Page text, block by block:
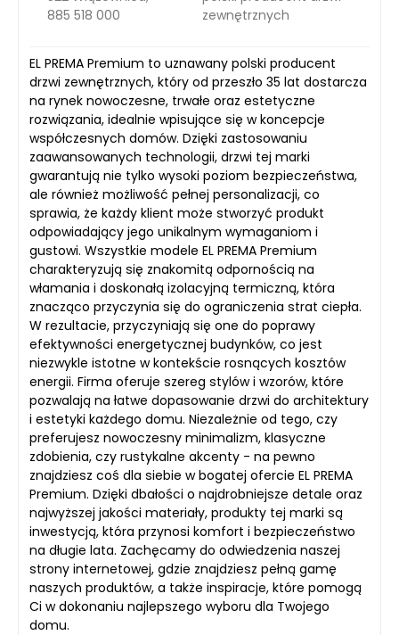
885 518 000
zewnętrznych
EL PREMA Premium to uznawany polski producent
drzwi zewnętrznych, który od przeszło 35 lat dostarcza
na rynek nowoczesne, trwałe oraz estetyczne
rozwiązania, idealnie wpisujące się w koncepcje
współczesnych domów. Dzięki zastosowaniu
zaawansowanych technologii, drzwi tej marki
gwarantują nie tylko wysoki poziom bezpieczeństwa,
ale również możliwość pełnej personalizacji, co
sprawia, że każdy klient może stworzyć produkt
odpowiadający jego unikalnym wymaganiom i
gustowi. Wszystkie modele EL PREMA Premium
charakteryzują się znakomitą odpornością na
włamania i doskonałą izolacyjną termiczną, która
znacząco przyczynia się do ograniczenia strat ciepła.
W rezultacie, przyczyniają się one do poprawy
efektywności energetycznej budynków, co jest
niezwykle istotne w kontekście rosnących kosztów
energii. Firma oferuje szereg stylów i wzorów, które
pozwalają na łatwe dopasowanie drzwi do architektury
i estetyki każdego domu. Niezależnie od tego, czy
preferujesz nowoczesny minimalizm, klasyczne
zdobienia, czy rustykalne akcenty - na pewno
znajdziesz coś dla siebie w bogatej ofercie EL PREMA
Premium. Dzięki dbałości o najdrobniejsze detale oraz
najwyższej jakości materiały, produkty tej marki są
inwestycją, która przynosi komfort i bezpieczeństwo
na długie lata. Zachęcamy do odwiedzenia naszej
strony internetowej, gdzie znajdziesz pełną gamę
naszych produktów, a także inspiracje, które pomogą
Ci w dokonaniu najlepszego wyboru dla Twojego
domu.